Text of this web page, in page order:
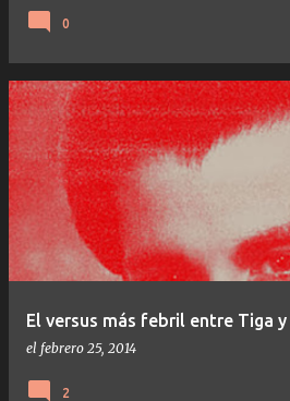
0
El versus más febril entre Tiga
el febrero 25, 2014
2